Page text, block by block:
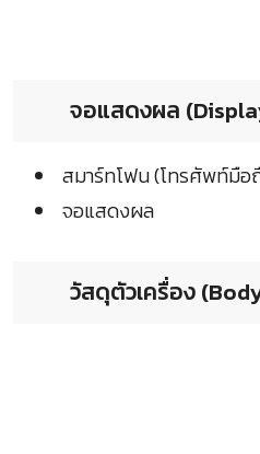
จอแสดงผล
สมาร์ทโฟน (โทรศัพท์มื
จอแสดงผล
วัสดุตัวเครื่อง